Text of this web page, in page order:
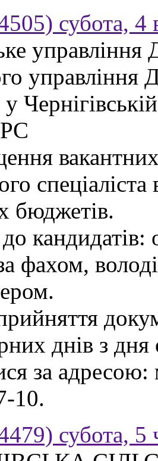
субота, 4
управління
управління
у
бюджетів.
кандидатів:
фахом,
днів з
за
10.
субота, 5